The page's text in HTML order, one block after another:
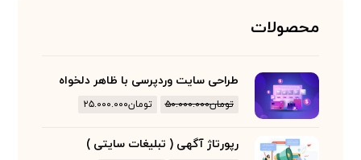
محصولات
طراحی سایت وردپرسی با ظاهر دلخواه
تومان۵۰.۰۰۰.۰۰۰ تومان۲۵.۰۰۰.۰۰۰
رپورتاژ آگهی ( تبلیغات سایتی )